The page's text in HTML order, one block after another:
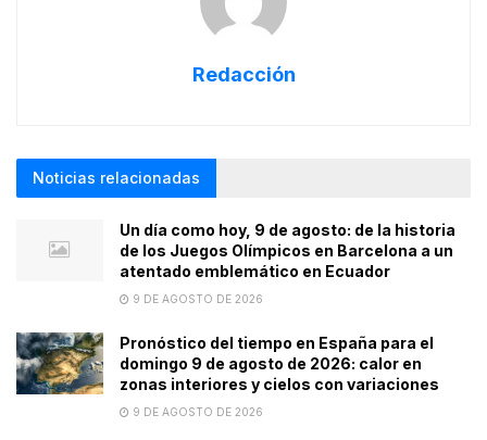
Redacción
Noticias relacionadas
Un día como hoy, 9 de agosto: de la historia
de los Juegos Olímpicos en Barcelona a un
atentado emblemático en Ecuador
9 DE AGOSTO DE 2026
Pronóstico del tiempo en España para el
domingo 9 de agosto de 2026: calor en
zonas interiores y cielos con variaciones
9 DE AGOSTO DE 2026